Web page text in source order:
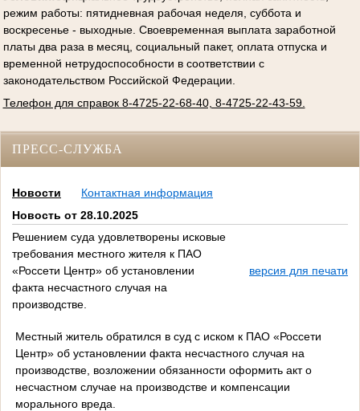
режим работы: пятидневная рабочая неделя, суббота и
воскресенье - выходные. Своевременная выплата заработной
платы два раза в месяц, социальный пакет, оплата отпуска и
временной нетрудоспособности в соответствии с
законодательством Российской Федерации.
Телефон для справок 8-4725-22-68-40, 8-4725-22-43-59.
ПРЕСС-СЛУЖБА
Новости
Контактная информация
Новость от 28.10.2025
Решением суда удовлетворены исковые
требования местного жителя к ПАО
«Россети Центр» об установлении
факта несчастного случая на
производстве.
версия для печати
Местный житель обратился в суд с иском к ПАО «Россети
Центр» об установлении факта несчастного случая на
производстве, возложении обязанности оформить акт о
несчастном случае на производстве и компенсации
морального вреда.